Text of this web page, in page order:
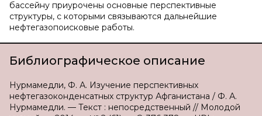
бассейну приурочены основные перспективные
структуры, с которыми связываются дальнейшие
нефтегазопоисковые работы.
Библиографическое описание
Нурмамедли, Ф. А. Изучение перспективных
нефтегазоконденсатных структур Афганистана / Ф. А.
Нурмамедли. — Текст : непосредственный // Молодой